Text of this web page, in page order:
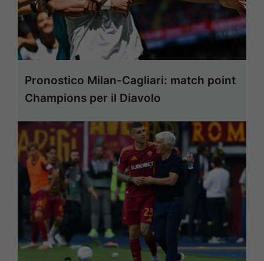
Pronostico Milan-Cagliari: match point
Champions per il Diavolo